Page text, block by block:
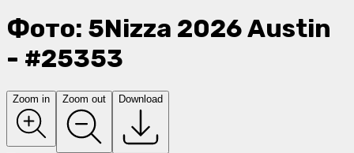
Фото: 5Nizza 2026 Austin
- #25353
Zoom in Zoom out Download